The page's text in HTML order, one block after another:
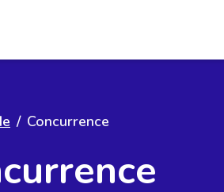
/ Concurrence